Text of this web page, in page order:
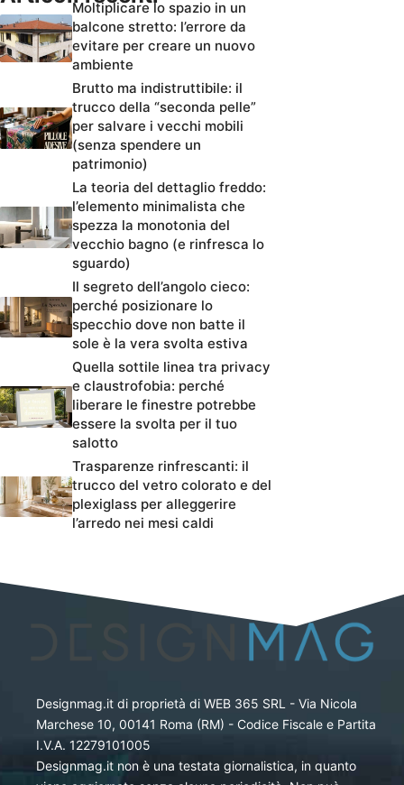
Moltiplicare lo spazio in un
balcone stretto: l’errore da
evitare per creare un nuovo
ambiente
Brutto ma indistruttibile: il
trucco della “seconda pelle”
per salvare i vecchi mobili
(senza spendere un
patrimonio)
La teoria del dettaglio freddo:
l’elemento minimalista che
spezza la monotonia del
vecchio bagno (e rinfresca lo
sguardo)
Il segreto dell’angolo cieco:
perché posizionare lo
specchio dove non batte il
sole è la vera svolta estiva
Quella sottile linea tra privacy
e claustrofobia: perché
liberare le finestre potrebbe
essere la svolta per il tuo
salotto
Trasparenze rinfrescanti: il
trucco del vetro colorato e del
plexiglass per alleggerire
l’arredo nei mesi caldi
Designmag.it di proprietà di WEB 365 SRL - Via Nicola
Marchese 10, 00141 Roma (RM) - Codice Fiscale e Partita
I.V.A. 12279101005
Designmag.it non è una testata giornalistica, in quanto